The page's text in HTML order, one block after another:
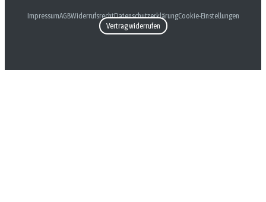
ImpressumAGBWiderrufsrechtDatenschutzerklärungCookie-Einstellungen
Vertrag widerrufen